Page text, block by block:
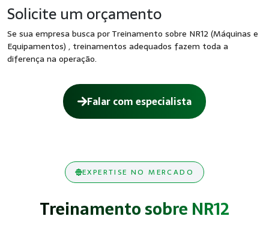
Solicite um orçamento
Se sua empresa busca por Treinamento sobre NR12 (Máquinas e
Equipamentos) , treinamentos adequados fazem toda a
diferença na operação.
Falar com especialista
EXPERTISE NO MERCADO
Treinamento sobre NR12